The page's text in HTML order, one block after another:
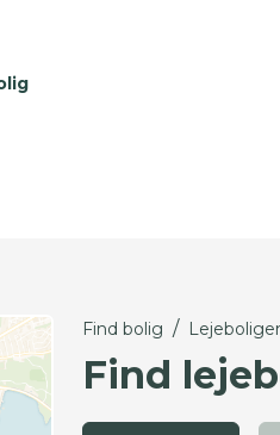
Find bolig / Lejeboliger
Find